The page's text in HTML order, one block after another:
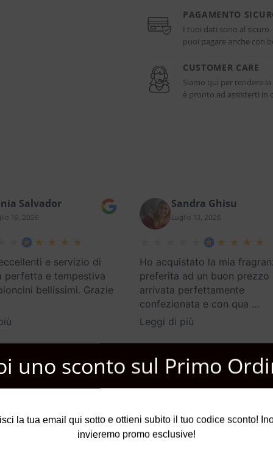
PAGAMENTO
I tuoi dati sono al
puoi pagare anche con
CUSTOMER CARE
Siamo qui per rendere
è pronto ad assisterti in
Salvador
16, 2026
e servizio di
perfetta e tempestiva
bellissimi. Grazie
Sandra Ghisu
Luglio 13, 2026
Ho acquistato la mia
preferita ad un buon prezzo
arrivata perfettamente
confezionata e con qua …
Leggi di più
Perfumery ed è anche l’anno in cui la Regina Vittoria
uno sconto sul Primo
la tua email qui sotto e ottieni subito il tuo codice sconto!
invieremo promo esclusive!